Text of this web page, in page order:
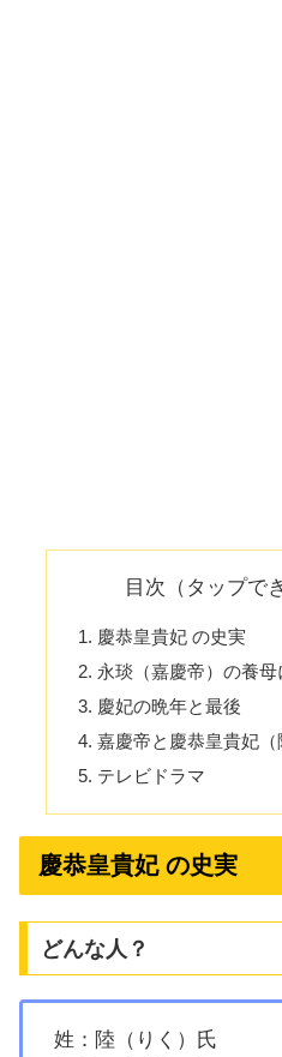
目次（タップで
慶恭皇貴妃 の史実
永琰（嘉慶帝）の養母
慶妃の晩年と最後
嘉慶帝と慶恭皇貴妃
テレビドラマ
慶恭皇貴妃 の史実
どんな人？
姓：陸（りく）氏